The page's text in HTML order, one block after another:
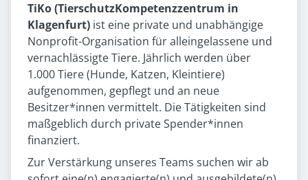
TiKo (TierschutzKompetenzzentrum in
Klagenfurt) ist eine private und unabhängige
Nonprofit-Organisation für alleingelassene und
vernachlässigte Tiere. Jährlich werden über
1.000 Tiere (Hunde, Katzen, Kleintiere)
aufgenommen, gepflegt und an neue
Besitzer*innen vermittelt. Die Tätigkeiten sind
maßgeblich durch private Spender*innen
finanziert.
Zur Verstärkung unseres Teams suchen wir ab